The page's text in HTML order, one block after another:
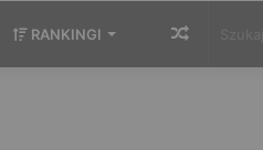
RANKINGI Losowy